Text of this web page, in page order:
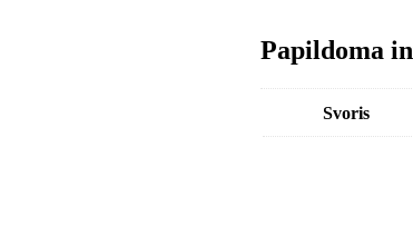
Papildoma
Svoris